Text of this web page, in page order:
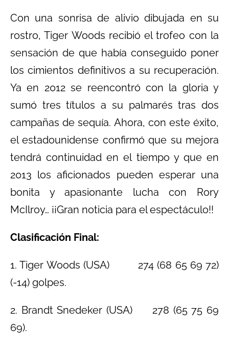
Con una sonrisa de alivio dibujada en su
rostro, Tiger Woods recibió el trofeo con la
sensación de que había conseguido poner
los cimientos definitivos a su recuperación.
Ya en 2012 se reencontró con la gloria y
sumó tres títulos a su palmarés tras dos
campañas de sequía. Ahora, con este éxito,
el estadounidense confirmó que su mejora
tendrá continuidad en el tiempo y que en
2013 los aficionados pueden esperar una
bonita y apasionante lucha con Rory
McIlroy… ¡¡Gran noticia para el espectáculo!!
Clasificación Final:
1. Tiger Woods (USA) 274 (68 65 69 72)
(-14) golpes.
2. Brandt Snedeker (USA) 278 (65 75 69
69).